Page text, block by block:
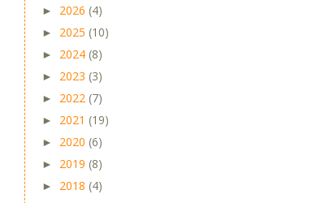
► 2026 (4)
► 2025 (10)
► 2024 (8)
► 2023 (3)
► 2022 (7)
► 2021 (19)
► 2020 (6)
► 2019 (8)
► 2018 (4)